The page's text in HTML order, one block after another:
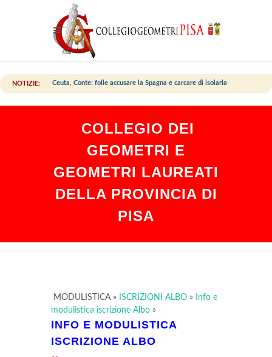
NOTIZIE: Ceuta, Conte: folle accusare la Spagna e carcare di isolarla
COLLEGIO DEI
GEOMETRI E
GEOMETRI LAUREATI
DELLA PROVINCIA DI
PISA
MODULISTICA » ISCRIZIONI ALBO »
Info e
modulistica iscrizione Albo »
INFO E MODULISTICA
ISCRIZIONE ALBO